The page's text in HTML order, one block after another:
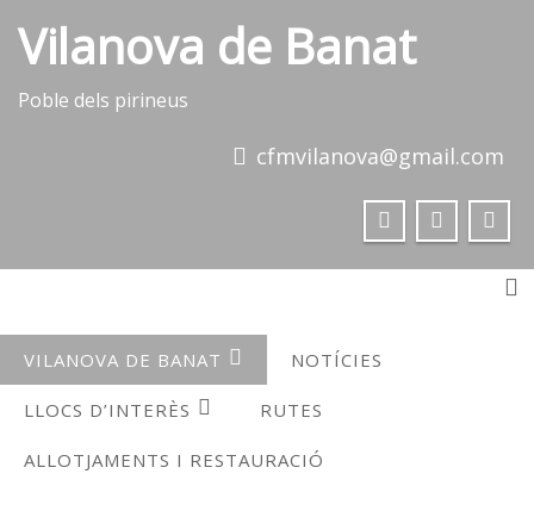
content
Vilanova de Banat
Poble dels pirineus
cfmvilanova@gmail.com
VILANOVA DE BANAT NOTÍCIES
LLOCS D’INTERÈS RUTES
ALLOTJAMENTS I RESTAURACIÓ